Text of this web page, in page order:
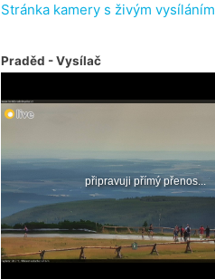
Stránka kamery s živým vysíláním
Praděd - Vysílač